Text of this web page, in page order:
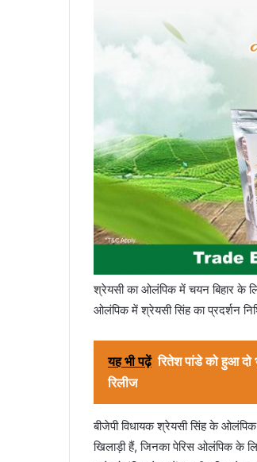
श्रेयसी का ओलंपिक में चयन बिहार के
ओलंपिक में श्रेयसी सिंह का प्रदर्शन
यह भी पढ़ें रितेश पांडे को हुआ दो
रिलीज
बीजेपी विधायक श्रेयसी सिंह के
खिलाड़ी हैं, जिनका पेरिस ओलंपिक के